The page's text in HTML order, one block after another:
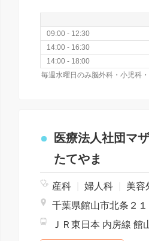
09:00 - 12:30
14:00 - 16:30
14:00 - 18:00
医療法人社団マ
たてやま
産科 婦人科 美容
千葉県館山市北条２１
ＪＲ東日本 内房線 館